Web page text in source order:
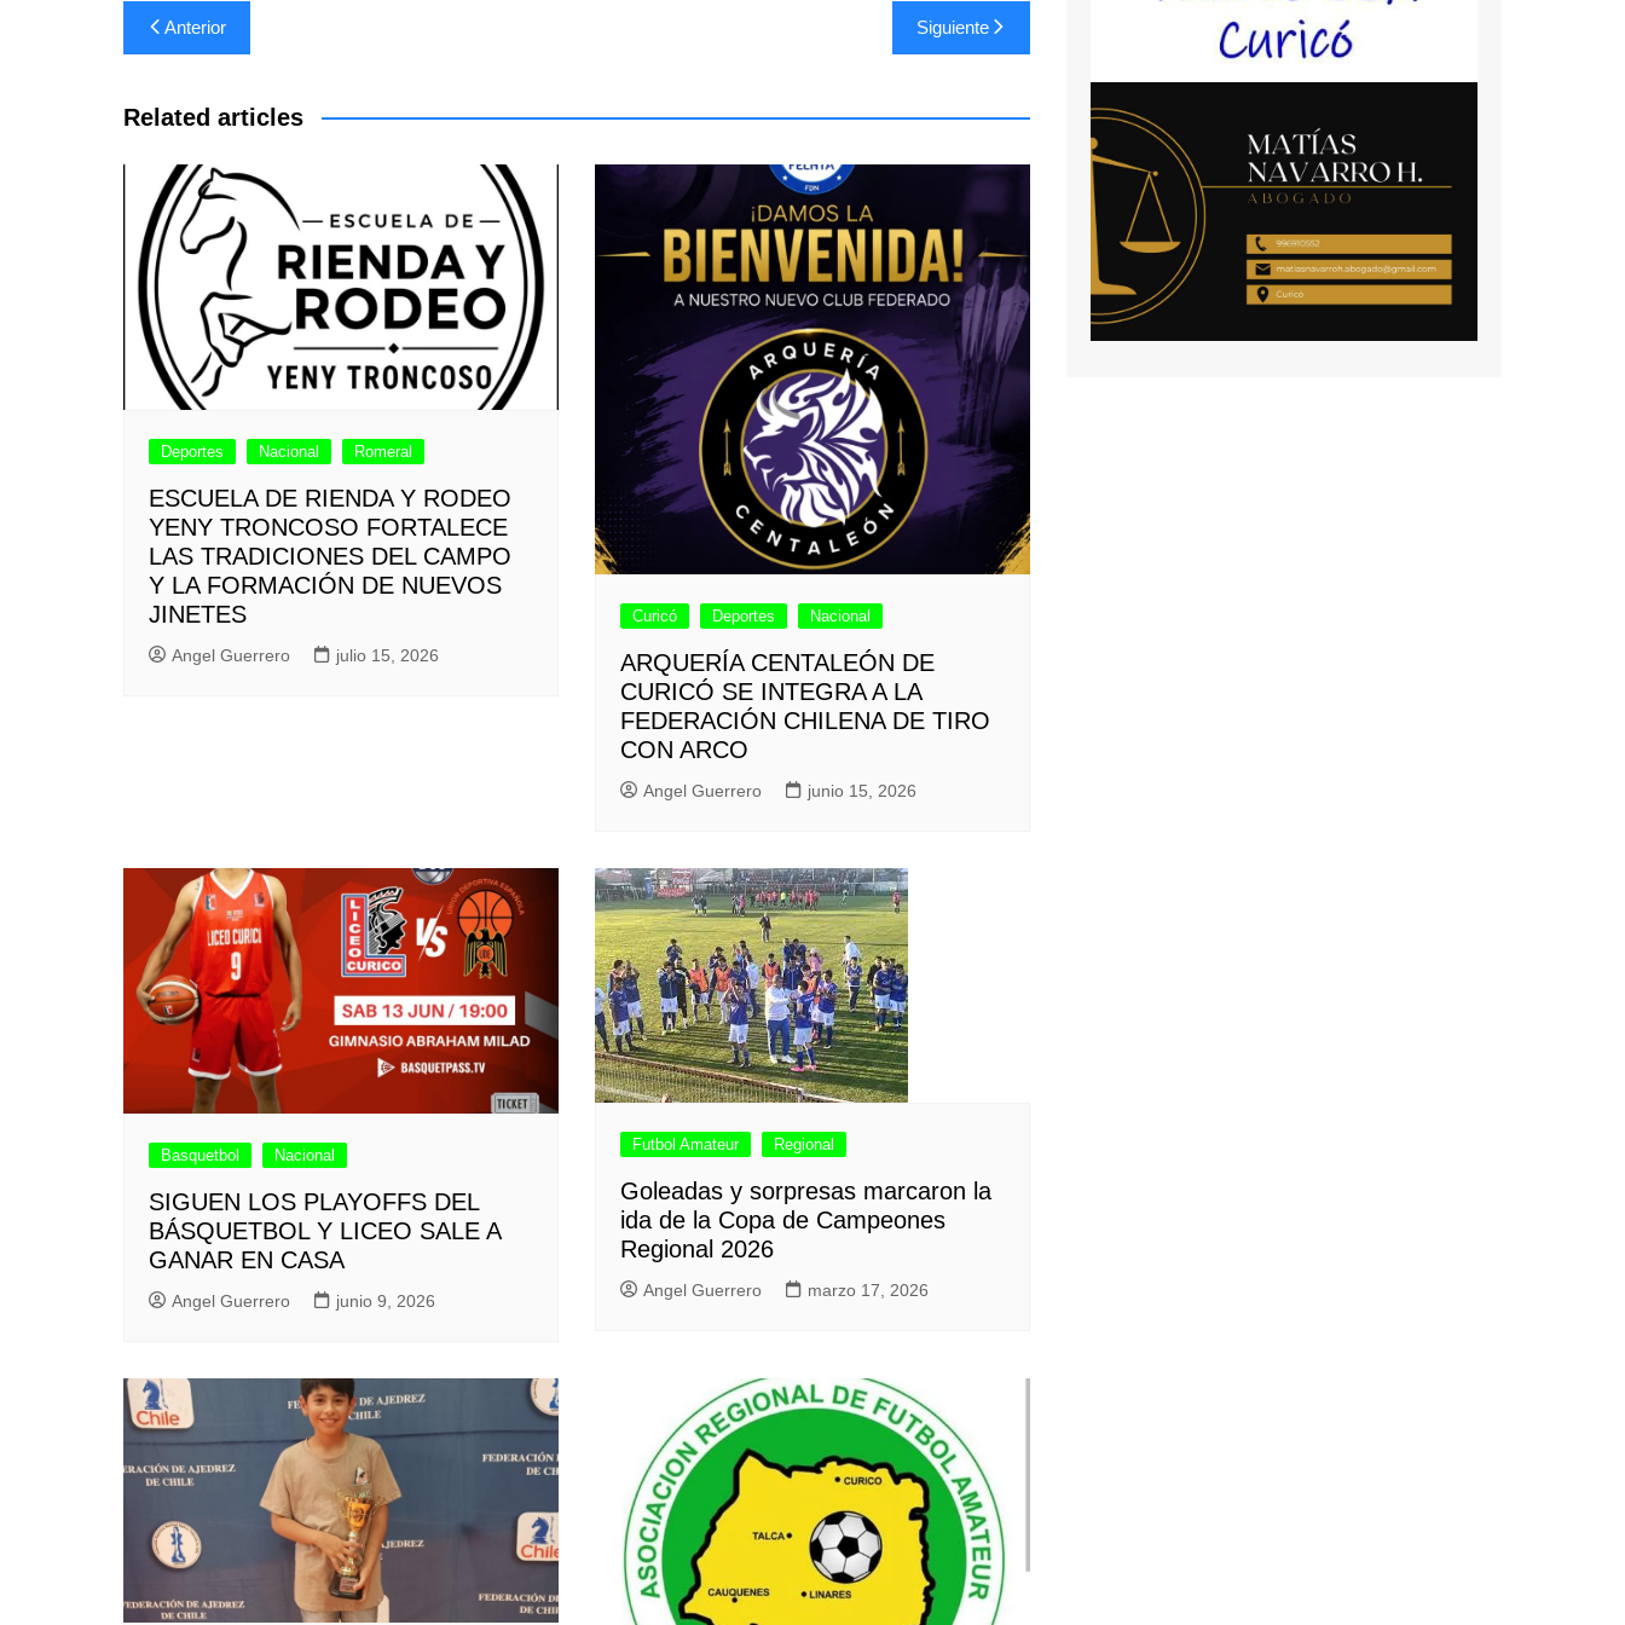
Navegación
de
entradas
Anterior Siguiente
Related articles
Deportes Nacional Romeral
ESCUELA DE RIENDA Y RODEO
YENY TRONCOSO FORTALECE
LAS TRADICIONES DEL CAMPO
Y LA FORMACIÓN DE NUEVOS
JINETES
Angel Guerrero julio 15, 2026
Curicó Deportes Nacional
ARQUERÍA CENTALEÓN DE
CURICÓ SE INTEGRA A LA
FEDERACIÓN CHILENA DE TIRO
CON ARCO
Angel Guerrero junio 15, 2026
Basquetbol Nacional
SIGUEN LOS PLAYOFFS DEL
BÁSQUETBOL Y LICEO SALE A
GANAR EN CASA
Angel Guerrero junio 9, 2026
Futbol Amateur Regional
Goleadas y sorpresas marcaron la
ida de la Copa de Campeones
Regional 2026
Angel Guerrero marzo 17, 2026